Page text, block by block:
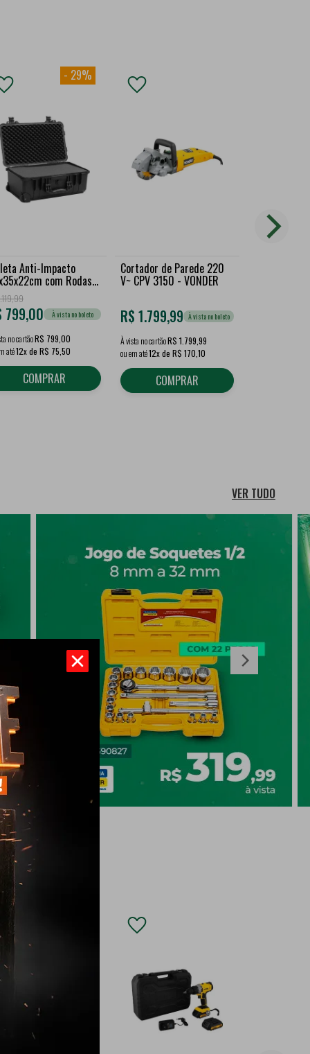
- 29%
Anti-Impacto
com Rodas
545 - VONDER
799,00 À vista no boleto
no cartãoR$ 799,00
até12x de R$ 75,50
COMPRAR
Cortador de Parede 220
V~ CPV 3150 - VONDER
R$ 1.799,99 À vista no boleto
À vista no cartãoR$ 1.799,99
ou em até12x de R$ 170,10
COMPRAR
VER TUDO